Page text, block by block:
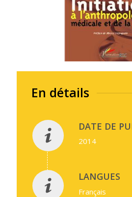
En détails
DATE DE
2014
LANGUES
Français